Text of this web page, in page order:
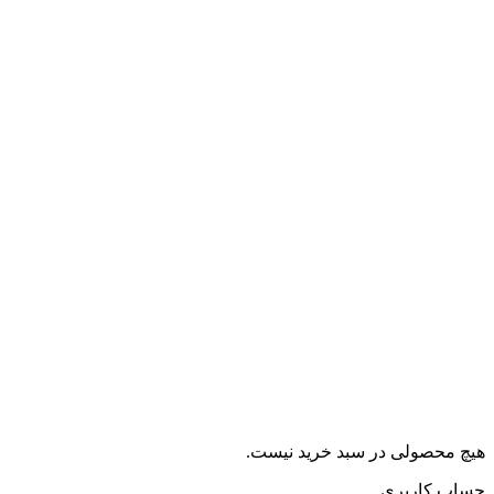
هیچ محصولی در سبد خرید نیست.
حساب کاربری